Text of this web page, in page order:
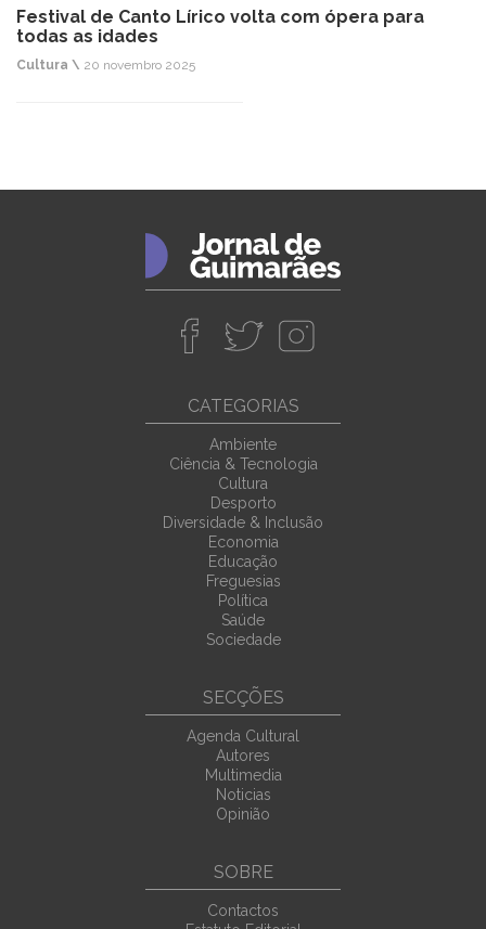
Festival de Canto Lírico volta com ópera para
todas as idades
Cultura \ 20 novembro 2025
CATEGORIAS
Ambiente
Ciência & Tecnologia
Cultura
Desporto
Diversidade & Inclusão
Economia
Educação
Freguesias
Política
Saúde
Sociedade
SECÇÕES
Agenda Cultural
Autores
Multimedia
Noticias
Opinião
SOBRE
Contactos